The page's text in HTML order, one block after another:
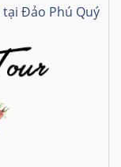
tại Đảo Phú Quý